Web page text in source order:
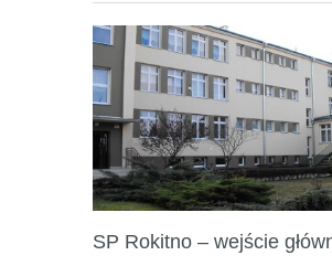
SP Rokitno – wejście